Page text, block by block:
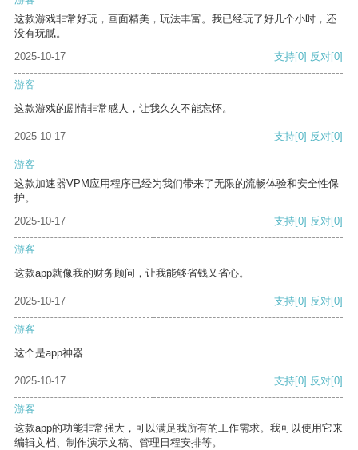
这款游戏非常好玩，画面精美，玩法丰富。我已经玩了好几个小时，还
没有玩腻。
2025-10-17
支持[0] 反对[0]
游客
这款游戏的剧情非常感人，让我久久不能忘怀。
2025-10-17 支持[0] 反对[0]
游客
这款加速器VPM应用程序已经为我们带来了无限的流畅体验和安全性保
护。
2025-10-17
支持[0] 反对[0]
游客
这款app就像我的财务顾问，让我能够省钱又省心。
2025-10-17 支持[0] 反对[0]
游客
这个是app神器
2025-10-17 支持[0] 反对[0]
游客
这款app的功能非常强大，可以满足我所有的工作需求。我可以使用它来
编辑文档、制作演示文稿、管理日程安排等。